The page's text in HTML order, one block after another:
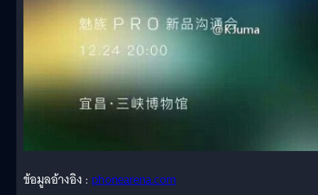
ข้อมูลอ้างอิง : phonearena.com